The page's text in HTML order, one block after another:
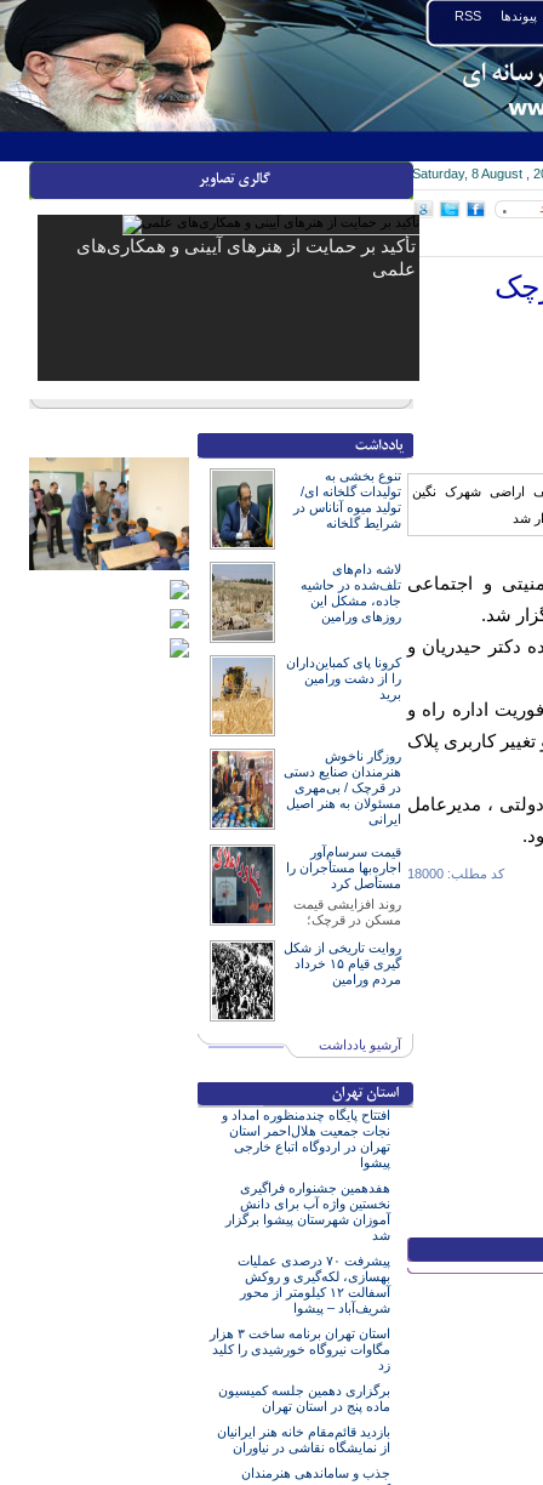
RSS پیوندها
Saturday, 8 August ,
۰
و اجتماعی
شد.
حیدریان و
اداره راه و
کاربری پلاک
، مدیرعامل
کد مطلب: 18000
تأکید بر حمایت از هنرهای آیینی و همکاری‌های
علمی
تنوع بخشی به
تولیدات گلخانه ای/
تولید میوه آناناس در
شرایط گلخانه
لاشه دام‌های
تلف‌شده در حاشیه
جاده، مشکل این
روزهای ورامین
کرونا پای کمباین‌داران
را از دشت ورامین
برید
روزگار ناخوش
هنرمند‌‌‌ان صنایع دستی
در قرچک / ‌بی‌مهری
مسئولان‌ به هنر اصیل
ایرانی
قیمت سرسام‌آور
اجاره‌بها مستأجران را
مستأصل کرد
روند افزایشی قیمت
مسکن در قرچک؛
روایت تاریخی از شکل
گیری قیام ۱۵ خرداد
مردم ورامین
آرشیو یادداشت
افتتاح پایگاه چندمنظوره امداد و
نجات جمعیت هلال‌احمر استان
تهران در اردوگاه اتباع خارجی
پیشوا
هفدهمین جشنواره فراگیری
نخستین واژه آب برای دانش
آموزان شهرستان پیشوا برگزار
شد
پیشرفت ۷۰ درصدی عملیات
بهسازی، لکه‌گیری و روکش
آسفالت ۱۲ کیلومتر از محور
شریف‌آباد – پیشوا
استان تهران برنامه ساخت ۳ هزار
مگاوات نیروگاه خورشیدی را کلید
زد
برگزاری دهمین جلسه کمیسیون
ماده پنج در استان تهران
بازدید قائم‌مقام خانه هنر ایرانیان
از نمایشگاه نقاشی در نیاوران
جذب و ساماندهی هنرمندان